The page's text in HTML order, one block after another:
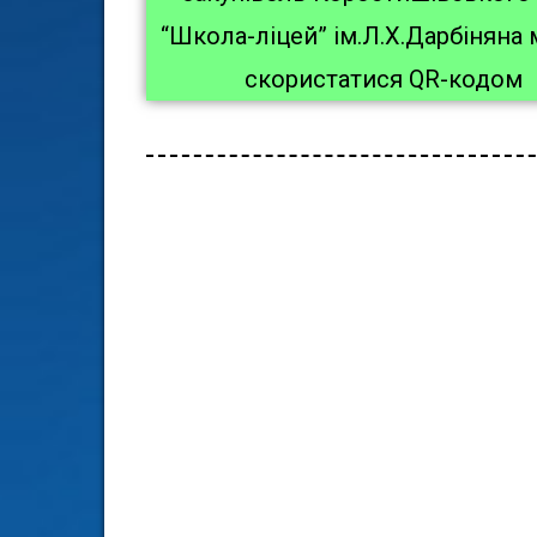
“Школа-ліцей”
скористатися QR-кодом